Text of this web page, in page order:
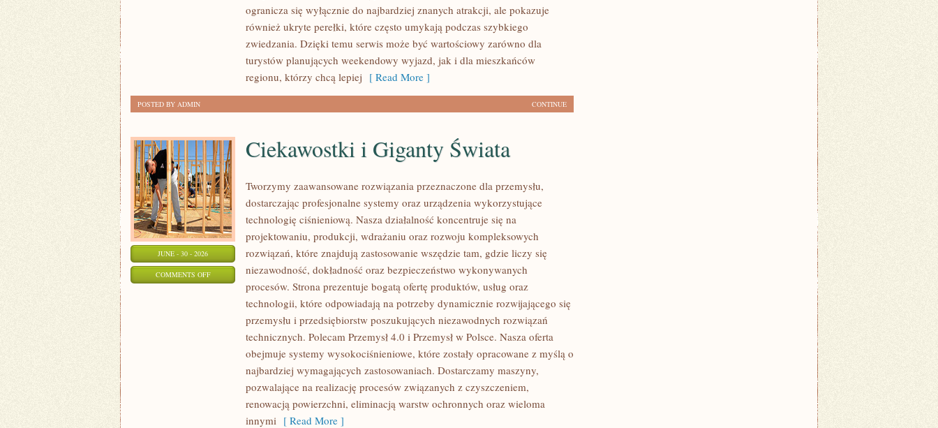
ogranicza się wyłącznie do najbardziej znanych atrakcji, ale pokazuje
również ukryte perełki, które często umykają podczas szybkiego
zwiedzania. Dzięki temu serwis może być wartościowy zarówno dla
turystów planujących weekendowy wyjazd, jak i dla mieszkańców
regionu, którzy chcą lepiej [ Read More ]
CONTINUE
POSTED BY ADMIN
JUNE - 30 - 2026
COMMENTS OFFON
CIEKAWOSTKI
Ciekawostki i Giganty Świata
Tworzymy zaawansowane rozwiązania przeznaczone dla przemysłu,
dostarczając profesjonalne systemy oraz urządzenia wykorzystujące
technologię ciśnieniową. Nasza działalność koncentruje się na
projektowaniu, produkcji, wdrażaniu oraz rozwoju kompleksowych
rozwiązań, które znajdują zastosowanie wszędzie tam, gdzie liczy się
niezawodność, dokładność oraz bezpieczeństwo wykonywanych
procesów. Strona prezentuje bogatą ofertę produktów, usług oraz
technologii, które odpowiadają na potrzeby dynamicznie rozwijającego się
przemysłu i przedsiębiorstw poszukujących niezawodnych rozwiązań
technicznych. Polecam Przemysł 4.0 i Przemysł w Polsce. Nasza oferta
obejmuje systemy wysokociśnieniowe, które zostały opracowane z myślą o
najbardziej wymagających zastosowaniach. Dostarczamy maszyny,
pozwalające na realizację procesów związanych z czyszczeniem,
renowacją powierzchni, eliminacją warstw ochronnych oraz wieloma
innymi [ Read More ]